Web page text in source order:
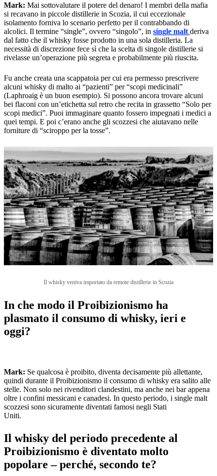
Mark: Mai sottovalutare il potere del denaro! I membri della mafia
si recavano in piccole distillerie in Scozia, il cui eccezionale
isolamento forniva lo scenario perfetto per il contrabbando di
alcolici. Il termine “single”, ovvero “singolo”, in single malt deriva
dal fatto che il whisky fosse prodotto in una sola distilleria. La
necessità di discrezione fece sì che la scelta di singole distillerie si
rivelasse un’operazione più segreta e probabilmente più riuscita.
Fu anche creata una scappatoia per cui era permesso prescrivere
alcuni whisky di malto ai “pazienti” per “scopi medicinali”
(Laphroaig è un buon esempio). Si possono ancora trovare alcuni
bei flaconi con un’etichetta sul retro che recita in grassetto “Solo per
scopi medici”. Puoi immaginare quanto fossero impegnati i medici a
quei tempi. E poi c’erano anche gli scozzesi che aiutavano nelle
forniture di “sciroppo per la tosse”.
Il whisky veniva importato da remote distillerie in Scozia
In che modo il Proibizionismo ha
plasmato il consumo di whisky, ieri e
oggi?
Mark: Se qualcosa è proibito, diventa decisamente più allettante,
quindi durante il Proibizionismo il consumo di whisky era salito alle
stelle. Non solo nei rivenditori clandestini, ma anche nei bar appena
oltre i confini messicani e canadesi. In questo periodo, i single malt
scozzesi sono sicuramente diventati famosi negli Stati
Uniti.
Il whisky del periodo precedente al
Proibizionismo è diventato molto
popolare – perché, secondo te?